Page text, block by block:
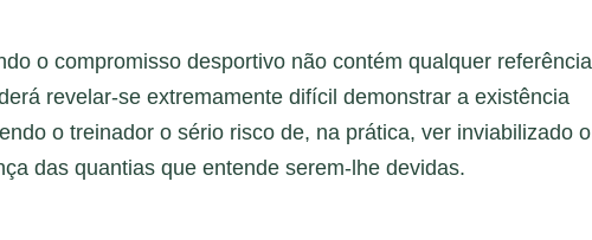
o compromisso desportivo não contém qualquer referência
revelar-se extremamente difícil demonstrar a existência
o treinador o sério risco de, na prática, ver inviabilizado o
das quantias que entende serem-lhe devidas.